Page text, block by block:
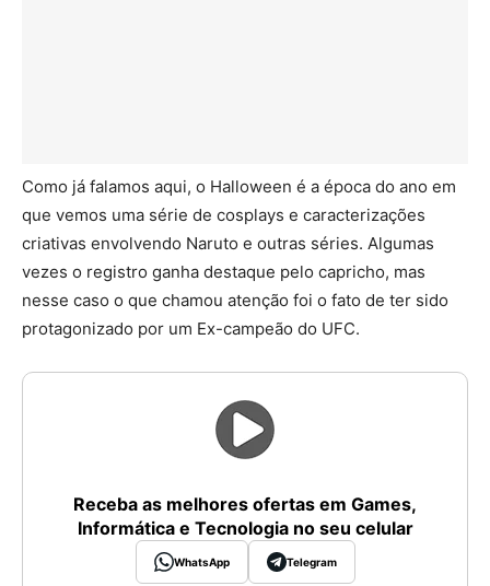
Como já falamos aqui, o Halloween é a época do ano em
que vemos uma série de cosplays e caracterizações
criativas envolvendo Naruto e outras séries. Algumas
vezes o registro ganha destaque pelo capricho, mas
nesse caso o que chamou atenção foi o fato de ter sido
protagonizado por um Ex-campeão do UFC.
Receba as melhores ofertas em Games,
Informática e Tecnologia no seu celular
WhatsApp Telegram